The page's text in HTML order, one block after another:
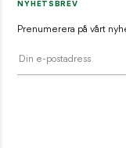
NYHETSBREV
Prenumerera på vårt